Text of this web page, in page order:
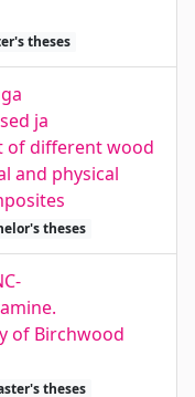
theses
ja
of different wood
and physical
theses
of Birchwood
theses